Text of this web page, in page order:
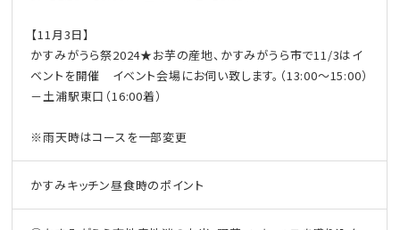
【11月3日】
かすみがうら祭2024★お芋の産地、かすみがうら市で11/3はイ
ベントを開催 イベント会場にお伺い致します。（13:00～15:00）
－土浦駅東口（16:00着）
※雨天時はコースを一部変更
かすみキッチン昼食時のポイント